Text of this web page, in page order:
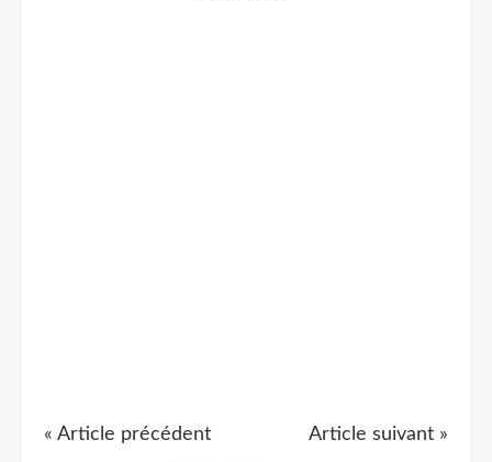
« Article précédent Article suivant »